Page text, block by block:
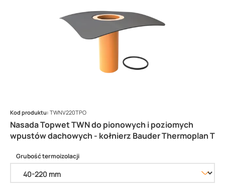
Nasada Topwet TWN do pionowych i poziomych
wpustów dachowych - kołnierz Bauder Thermoplan T
Kod produktu: TWNV220TPO
Grubość termoizolacji